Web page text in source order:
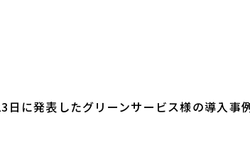
日に発表したグリーンサービス様の導入事